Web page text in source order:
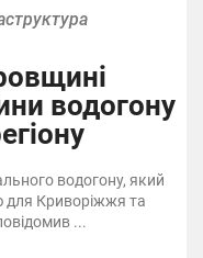
водогону
водогону, який
для Криворіжжя та
...